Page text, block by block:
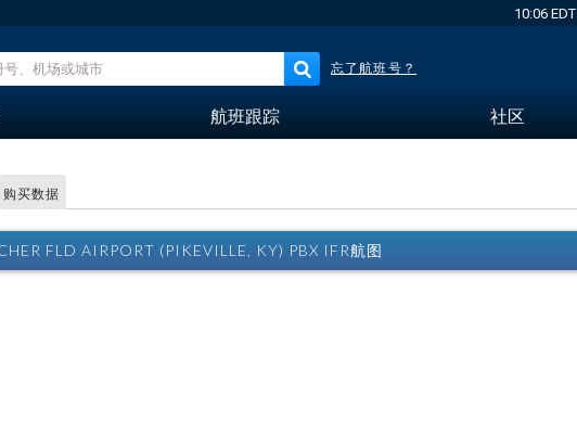
10:06 EDT
忘了航班号？
航班跟踪 社区
购买数据
FLD AIRPORT (PIKEVILLE, KY) PBX IFR航图